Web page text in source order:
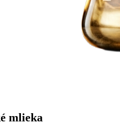
mlieka